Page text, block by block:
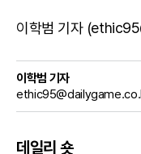
이학범 기자
이학범 기자
데일리 숏